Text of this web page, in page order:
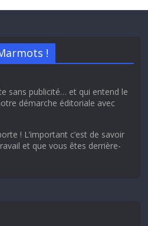
!
sans publicité… et qui entend le
démarche éditoriale avec
! L’important c’est de savoir
et que vous êtes derrière-